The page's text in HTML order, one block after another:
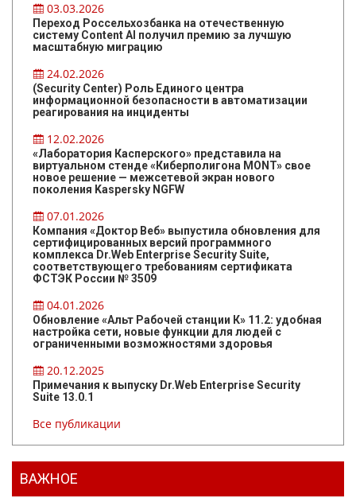
03.03.2026
Переход Россельхозбанка на отечественную
систему Content AI получил премию за лучшую
масштабную миграцию
24.02.2026
(Security Center) Роль Единого центра
информационной безопасности в автоматизации
реагирования на инциденты
12.02.2026
«Лаборатория Касперского» представила на
виртуальном стенде «Киберполигона MONT» свое
новое решение — межсетевой экран нового
поколения Kaspersky NGFW
07.01.2026
Компания «Доктор Веб» выпустила обновления для
сертифицированных версий программного
комплекса Dr.Web Enterprise Security Suite,
соответствующего требованиям сертификата
ФСТЭК России № 3509
04.01.2026
Обновление «Альт Рабочей станции К» 11.2: удобная
настройка сети, новые функции для людей с
ограниченными возможностями здоровья
20.12.2025
Примечания к выпуску Dr.Web Enterprise Security
Suite 13.0.1
Все публикации
ВАЖНОЕ